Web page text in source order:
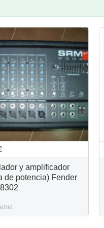
y amplificador
de potencia) Fender